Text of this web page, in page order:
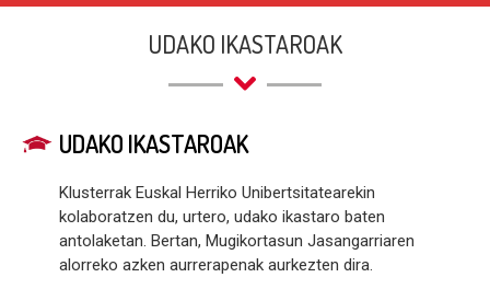
UDAKO IKASTAROAK
UDAKO IKASTAROAK
Klusterrak Euskal Herriko Unibertsitatearekin
kolaboratzen du, urtero, udako ikastaro baten
antolaketan. Bertan, Mugikortasun Jasangarriaren
alorreko azken aurrerapenak aurkezten dira.